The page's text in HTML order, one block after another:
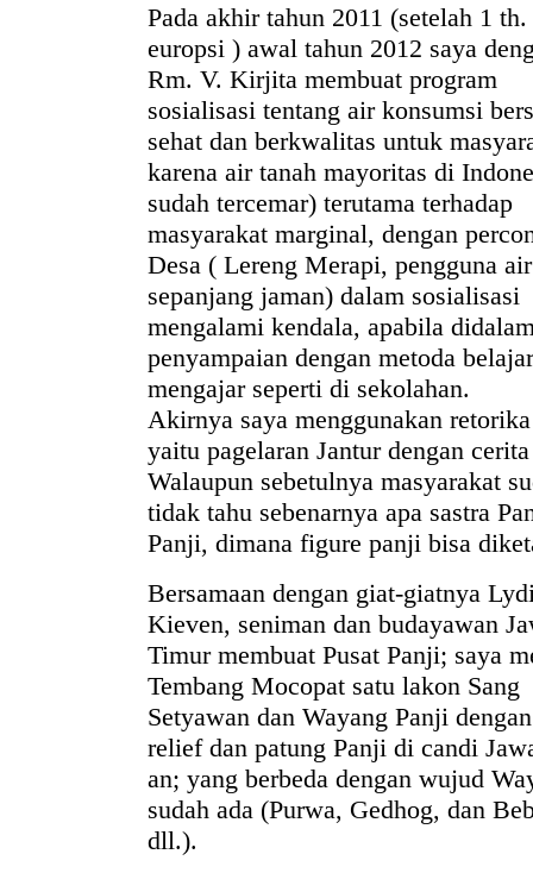
Pada akhir tahun 2011 (setelah 1
europsi ) awal tahun 2012 saya
Rm. V. Kirjita membuat program
sosialisasi tentang air konsumsi
sehat dan berkwalitas untuk
karena air tanah mayoritas di
sudah tercemar) terutama terhadap
masyarakat marginal, dengan
Desa ( Lereng Merapi, pengguna
sepanjang jaman) dalam sosialisasi
mengalami kendala, apabila
penyampaian dengan metoda belajar
mengajar seperti di sekolahan.
Akirnya saya menggunakan
yaitu pagelaran Jantur dengan
Walaupun sebetulnya masyarakat
tidak tahu sebenarnya apa sastra
Panji, dimana figure panji bisa
Bersamaan dengan giat-giatnya
Kieven, seniman dan budayawan
Timur membuat Pusat Panji; saya
Tembang Mocopat satu lakon Sang
Setyawan dan Wayang Panji
relief dan patung Panji di candi
an; yang berbeda dengan wujud
sudah ada (Purwa, Gedhog, dan
dll.).